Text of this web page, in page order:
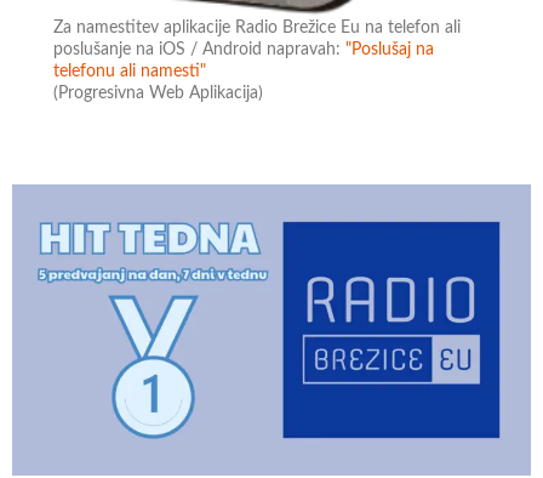
Za namestitev aplikacije Radio Brežice Eu na telefon ali
poslušanje na iOS / Android napravah:"Poslušaj na
telefonu ali namesti"
(Progresivna Web Aplikacija)